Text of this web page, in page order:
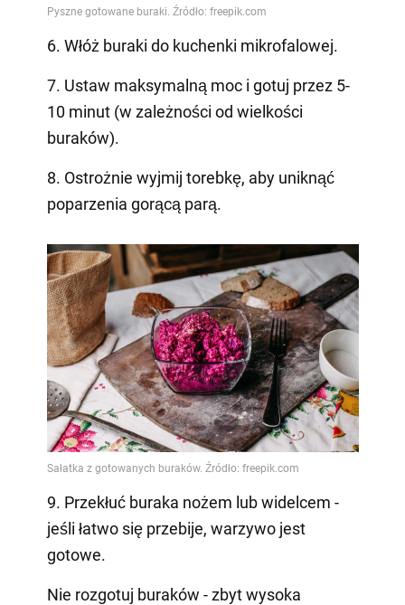
6. Włóż buraki do kuchenki mikrofalowej.
7. Ustaw maksymalną moc i gotuj przez 5-
10 minut (w zależności od wielkości
buraków).
8. Ostrożnie wyjmij torebkę, aby uniknąć
poparzenia gorącą parą.
9. Przekłuć buraka nożem lub widelcem -
jeśli łatwo się przebije, warzywo jest
gotowe.
Nie rozgotuj buraków - zbyt wysoka